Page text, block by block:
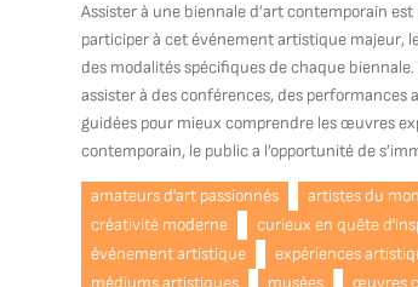
Assister à une biennale d’art contemporain
participer à cet événement artistique majeur,
des modalités spécifiques de chaque
assister à des conférences, des
guidées pour mieux comprendre les œuvres
contemporain, le public a l’opportunité de
amateurs d'art passionnés artistes du
créativité moderne
curieux en quête
événement artistique
expériences
médiums artistiques
musées œuvres